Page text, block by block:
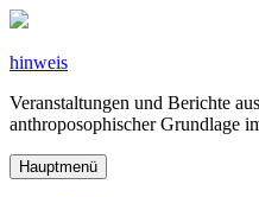
Zum
springen
hinweis
Veranstaltungen und Berichte
anthroposophischer Grundlage
Hauptmenü